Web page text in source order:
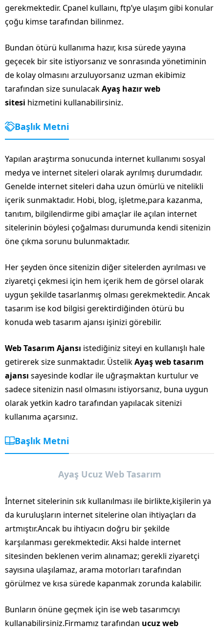
gerekmektedir. Cpanel kullaını, ftp’ye ulaşım gibi konular
çoğu kimse tarafından bilinmez.
Bundan ötürü kullanıma hazır, kısa sürede yayına
geçecek bir site istiyorsanız ve sonrasında yönetiminin
de kolay olmasını arzuluyorsanız uzman ekibimiz
tarafından size sunulacakAyaş hazır web
sitesi hizmetini kullanabilirsiniz.
Başlık Metni
Yapılan araştırma sonucunda internet kullanımı sosyal
medya ve internet siteleri olarak ayrılmış durumdadır.
Genelde internet siteleri daha uzun ömürlü ve nitelikli
içerik sunmaktadır. Hobi, blog, işletme,para kazanma,
tanıtım, bilgilendirme gibi amaçlar ile açılan internet
sitelerinin böylesi çoğalması durumunda kendi sitenizin
öne çıkma sorunu bulunmaktadır.
Her şeyden önce sitenizin diğer sitelerden ayrılması ve
ziyaretçi çekmesi için hem içerik hem de görsel olarak
uygun şekilde tasarlanmış olması gerekmektedir. Ancak
tasarım ise kod bilgisi gerektirdiğinden ötürü bu
konuda web tasarım ajansı işinizi görebilir.
Web Tasarım Ajansı istediğiniz siteyi en kullanışlı hale
getirerek size sunmaktadır. ÜstelikAyaş web tasarım
ajansı sayesinde kodlar ile uğraşmaktan kurtulur ve
sadece sitenizin nasıl olmasını istiyorsanız, buna uygun
olarak yetkin kadro tarafından yapılacak sitenizi
kullanıma açarsınız.
Başlık Metni
Ayaş Ucuz Web Tasarım
İnternet sitelerinin sık kullanılması ile birlikte,kişilerin ya
da kuruluşların internet sitelerine olan ihtiyaçları da
artmıştır.Ancak bu ihtiyacın doğru bir şekilde
karşılanması gerekmektedir. Aksi halde internet
sitesinden beklenen verim alınamaz; gerekli ziyaretçi
sayısına ulaşılamaz, arama motorları tarafından
görülmez ve kısa sürede kapanmak zorunda kalabilir.
Bunların önüne geçmek için ise web tasarımcıyı
kullanabilirsiniz.Firmamız tarafından ucuz web